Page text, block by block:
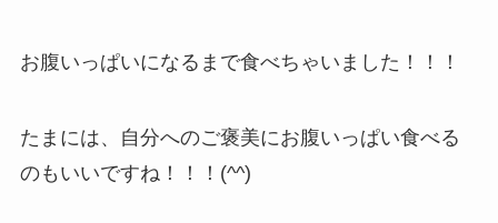
お腹いっぱいになるまで食べちゃいました！！！
たまには、自分へのご褒美にお腹いっぱい食べる
のもいいですね！！！(^^)